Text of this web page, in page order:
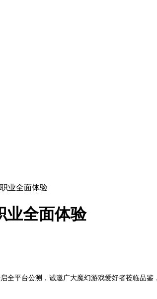
业全面体验
业全面体验
平台公测，诚邀广大魔幻游戏爱好者莅临品